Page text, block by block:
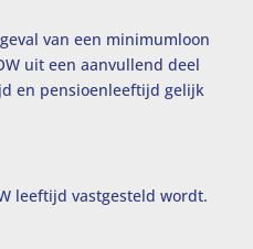
van een minimumloon
uit een aanvullend deel
en pensioenleeftijd gelijk
leeftijd vastgesteld wordt.